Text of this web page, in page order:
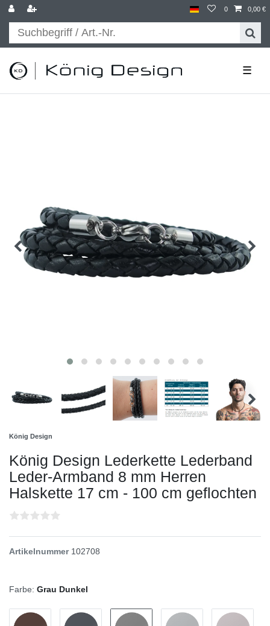
0 0,00 €
☰
König Design
König Design Lederkette Lederband
Leder-Armband 8 mm Herren
Halskette 17 cm - 100 cm geflochten
Artikelnummer 102708
Farbe: Grau Dunkel